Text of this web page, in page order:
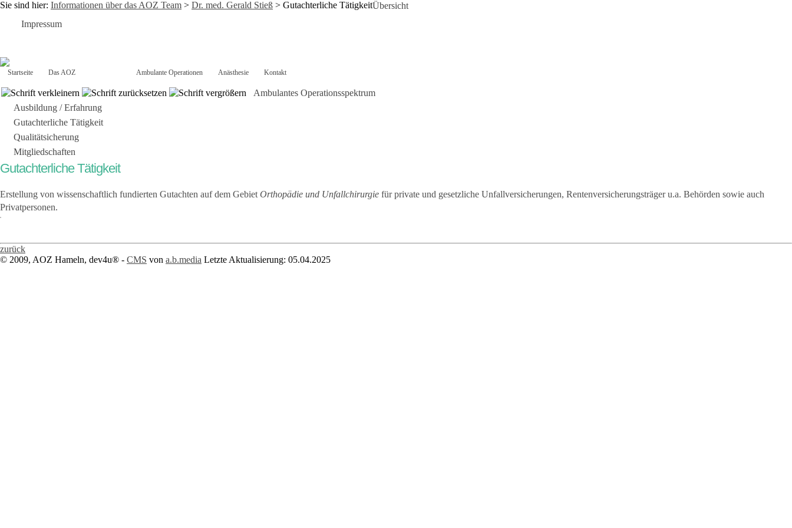
Sie sind hier: Informationen über das AOZ Team > Dr. med. Gerald Stieß > Gutachterliche TätigkeitÜbersicht
Impressum
Startseite Das AOZ Ambulante Operationen Anästhesie Kontakt
Ambulantes Operationsspektrum
Ausbildung / Erfahrung
Gutachterliche Tätigkeit
Qualitätsicherung
Mitgliedschaften
Gutachterliche Tätigkeit
Erstellung von wissenschaftlich fundierten Gutachten auf dem Gebiet Orthopädie und Unfallchirurgie für private und gesetzliche Unfallversicherungen, Rentenversicherungsträger u.a. Behörden sowie auch
Privatpersonen.
zurück
© 2009, AOZ Hameln, dev4u® - CMS von a.b.media Letzte Aktualisierung: 05.04.2025